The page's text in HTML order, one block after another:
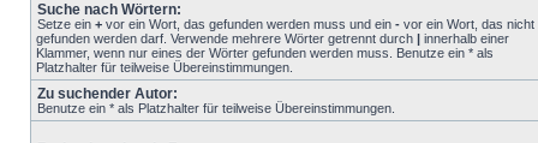
Suche nach Wörtern:
Setze ein + vor ein Wort, das gefunden werden muss und ein - vor ein Wort, das nicht
gefunden werden darf. Verwende mehrere Wörter getrennt durch | innerhalb einer
Klammer, wenn nur eines der Wörter gefunden werden muss. Benutze ein * als
Platzhalter für teilweise Übereinstimmungen.
Zu suchender Autor:
Benutze ein * als Platzhalter für teilweise Übereinstimmungen.